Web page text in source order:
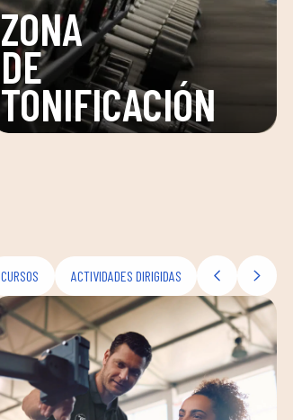
SALA
FITNESS
CURSOS ACTIVIDADES DIRIGIDAS